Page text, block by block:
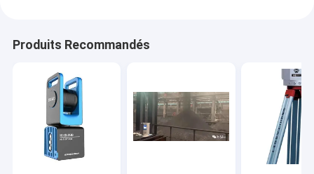
Produits Recommandés